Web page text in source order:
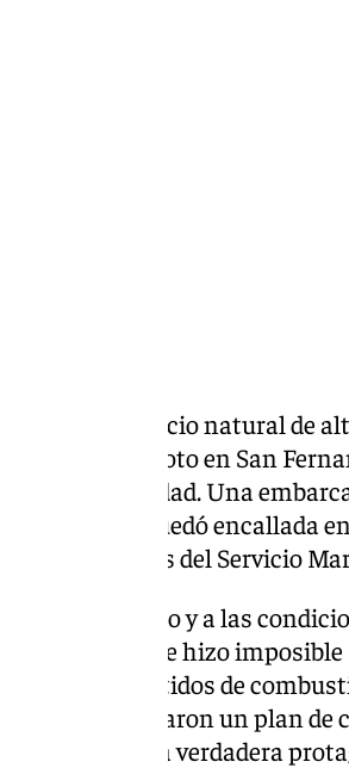
un espacio natural de
de Camposoto en San
de seguridad. Una
narcolancha, quedó encallada
las patrulleras del Servicio
del impacto y a las
atascada, lo que hizo
de vertidos de
activaron un plan
fue la verdadera